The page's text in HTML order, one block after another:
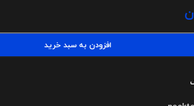
افزودن به سبد خرید